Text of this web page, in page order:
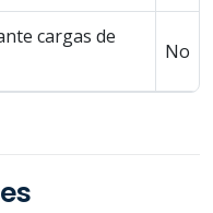
cargas de
No